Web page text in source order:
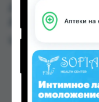
Душанбе и
Цена: от